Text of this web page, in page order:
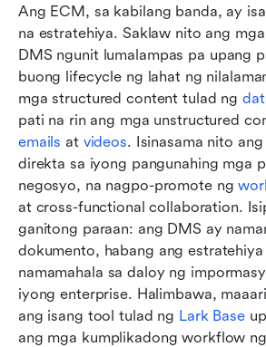
Ang ECM, sa kabilang banda, ay
na estratehiya. Saklaw nito ang
DMS ngunit lumalampas pa upang
buong lifecycle ng lahat ng
mga structured content tulad ng
emails at videos. Isinasama nito
direkta sa iyong pangunahing mga
negosyo, na nagpo-promote ng
at cross-functional collaboration.
ganitong paraan: ang DMS ay
dokumento, habang ang
namamahala sa daloy ng
iyong enterprise. Halimbawa,
ang isang tool tulad ng Lark Base
ang mga kumplikadong workflow